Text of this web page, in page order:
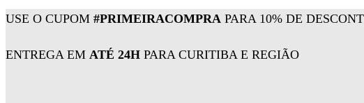
USE O CUPOM #PRIMEIRACOMPRA PARA 10% DE
ENTREGA EM ATÉ 24H PARA CURITIBA E REGIÃO